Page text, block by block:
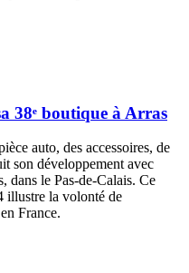
38ᵉ boutique à Arras
auto, des accessoires, de
son développement avec
dans le Pas-de-Calais. Ce
illustre la volonté de
France.